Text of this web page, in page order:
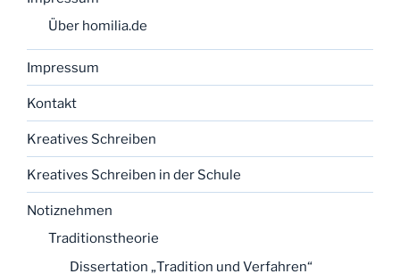
Über homilia.de
Impressum
Kontakt
Kreatives Schreiben
Kreatives Schreiben in der Schule
Notiznehmen
Traditionstheorie
Dissertation „Tradition und Verfahren“